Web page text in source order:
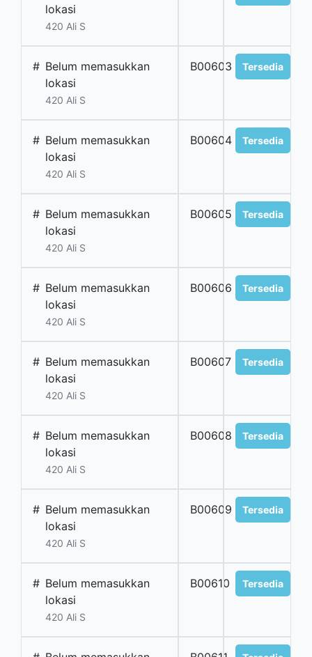
lokasi
420 Ali S
# Belum memasukkan
lokasi
420 Ali S
B00603 Tersedia
# Belum memasukkan
lokasi
420 Ali S
B00604 Tersedia
# Belum memasukkan
lokasi
420 Ali S
B00605 Tersedia
# Belum memasukkan
lokasi
420 Ali S
B00606 Tersedia
# Belum memasukkan
lokasi
420 Ali S
B00607 Tersedia
# Belum memasukkan
lokasi
420 Ali S
B00608 Tersedia
# Belum memasukkan
lokasi
420 Ali S
B00609 Tersedia
# Belum memasukkan
lokasi
420 Ali S
B00610 Tersedia